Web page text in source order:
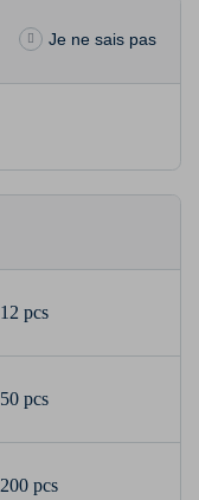
Je ne sais pas
12 pcs
50 pcs
200 pcs